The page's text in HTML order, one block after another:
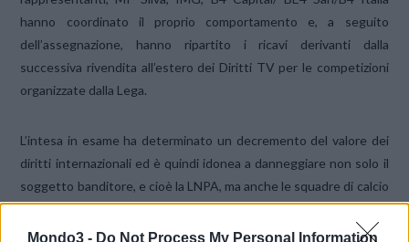
Mondo3 - Do Not Process My Personal Information
hanno coordinato il proprio comportamento e, a seguito
dell’assegnazione, hanno ripartito i ricavi derivanti dalla
successiva rivendita all’estero dei Diritti TV per le competizioni
organizzate dalla Lega.
L’intesa in esame ha determinato un decremento del valore dei
diritti internazionali ed è quindi idonea a danneggiare non solo il
soggetto banditore, e cioè la LNPA, ma anche le squadre di calcio
del campionato italiano che beneficiano degli introiti della
vendita dei diritti internazionali, penalizzando così l’intero